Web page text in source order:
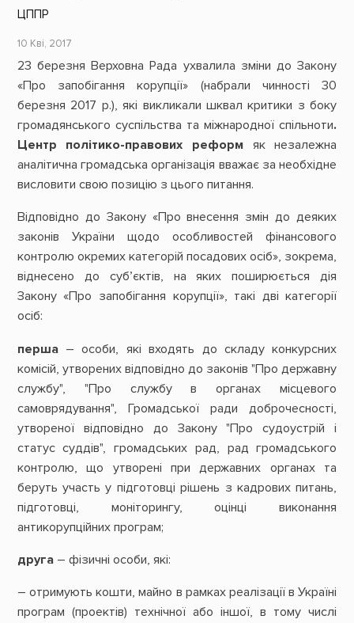
ЦППР
10 Кві, 2017
23 березня Верховна Рада ухвалила зміни до Закону
«Про запобігання корупції» (набрали чинності 30
березня 2017 р.), які викликали шквал критики з боку
громадянського суспільства та міжнародної спільноти.
Центр політико-правових реформ як незалежна
аналітична громадська організація вважає за необхідне
висловити свою позицію з цього питання.
Відповідно до Закону «Про внесення змін до деяких
законів України щодо особливостей фінансового
контролю окремих категорій посадових осіб», зокрема,
віднесено до суб’єктів, на яких поширюється дія
Закону «Про запобігання корупції», такі дві категорії
осіб:
перша – особи, які входять до складу конкурсних
комісій, утворених відповідно до законів "Про державну
службу", "Про службу в органах місцевого
самоврядування", Громадської ради доброчесності,
утвореної відповідно до Закону "Про судоустрій і
статус суддів", громадських рад, рад громадського
контролю, що утворені при державних органах та
беруть участь у підготовці рішень з кадрових питань,
підготовці, моніторингу, оцінці виконання
антикорупційних програм;
друга – фізичні особи, які:
– отримують кошти, майно в рамках реалізації в Україні
програм (проектів) технічної або іншої, в тому числі